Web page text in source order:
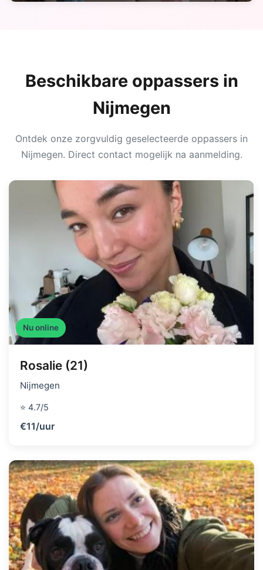
Beschikbare oppassers in
Nijmegen
Ontdek onze zorgvuldig geselecteerde oppassers in
Nijmegen. Direct contact mogelijk na aanmelding.
Nu online
Rosalie (21)
Nijmegen
⭐ 4.7/5
€11/uur